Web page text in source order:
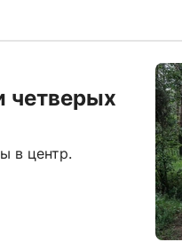
четверых
в центр.